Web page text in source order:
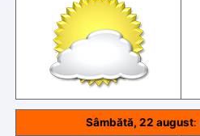
Sâmbătă, 22 august: